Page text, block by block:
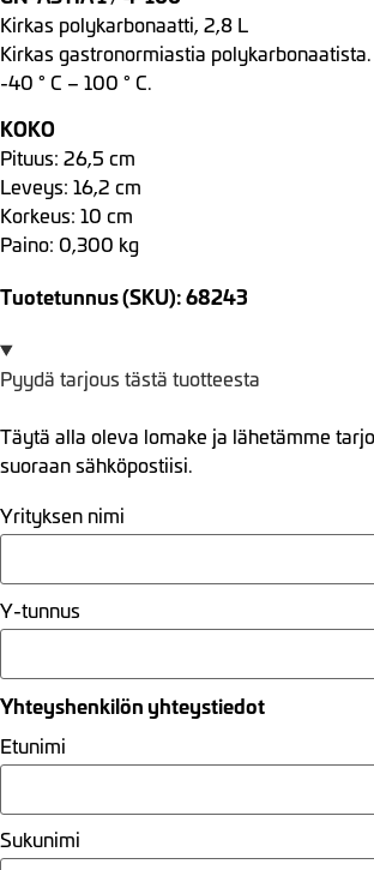
Kirkas polykarbonaatti, 2,8 L
Kirkas gastronormiastia
-40 ° C – 100 ° C.
KOKO
Pituus: 26,5 cm
Leveys: 16,2 cm
Korkeus: 10 cm
Paino: 0,300 kg
Tuotetunnus (SKU): 68243
Pyydä tarjous tästä tuotteesta
Täytä alla oleva lomake ja lähetämme
suoraan sähköpostiisi.
Yrityksen nimi
Y-tunnus
Yhteyshenkilön yhteystiedot
Etunimi
Sukunimi